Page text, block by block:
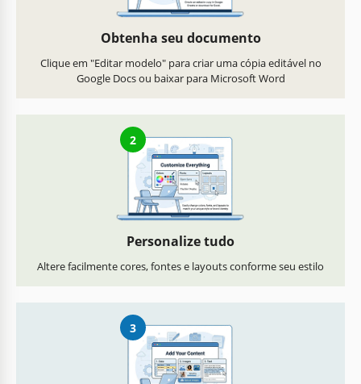
Obtenha seu documento
Clique em "Editar modelo" para criar uma cópia editável no
Google Docs ou baixar para Microsoft Word
2
Personalize tudo
Altere facilmente cores, fontes e layouts conforme seu estilo
3